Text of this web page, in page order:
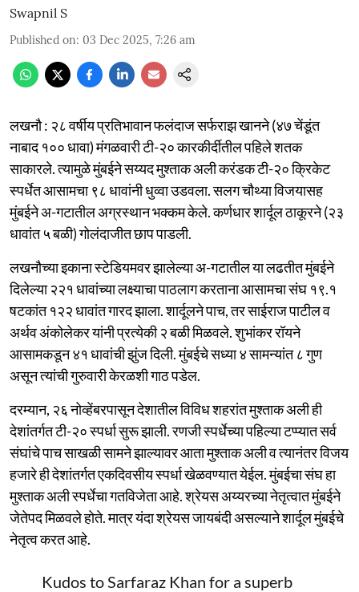
Swapnil S
Published on: 03 Dec 2025, 7:26 am
लखनौ : २८ वर्षीय प्रतिभावान फलंदाज सर्फराझ खानने (४७ चेंडूंत
नाबाद १०० धावा) मंगळवारी टी-२० कारकीर्दीतील पहिले शतक
साकारले. त्यामुळे मुंबईने सय्यद मुश्ताक अली करंडक टी-२० क्रिकेट
स्पर्धेत आसामचा ९८ धावांनी धुव्वा उडवला. सलग चौथ्या विजयासह
मुंबईने अ-गटातील अग्रस्थान भक्कम केले. कर्णधार शार्दूल ठाकूरने (२३
धावांत ५ बळी) गोलंदाजीत छाप पाडली.
लखनौच्या इकाना स्टेडियमवर झालेल्या अ-गटातील या लढतीत मुंबईने
दिलेल्या २२१ धावांच्या लक्ष्याचा पाठलाग करताना आसामचा संघ १९.१
षटकांत १२२ धावांत गारद झाला. शार्दूलने पाच, तर साईराज पाटील व
अर्थव अंकोलेकर यांनी प्रत्येकी २ बळी मिळवले. शुभांकर रॉयने
आसामकडून ४१ धावांची झुंज दिली. मुंबईचे सध्या ४ सामन्यांत ८ गुण
असून त्यांची गुरुवारी केरळशी गाठ पडेल.
दरम्यान, २६ नोव्हेंबरपासून देशातील विविध शहरांत मुश्ताक अली ही
देशांतर्गत टी-२० स्पर्धा सुरू झाली. रणजी स्पर्धेच्या पहिल्या टप्प्यात सर्व
संघांचे पाच साखळी सामने झाल्यावर आता मुश्ताक अली व त्यानंतर विजय
हजारे ही देशांतर्गत एकदिवसीय स्पर्धा खेळवण्यात येईल. मुंबईचा संघ हा
मुश्ताक अली स्पर्धेचा गतविजेता आहे. श्रेयस अय्यरच्या नेतृत्वात मुंबईने
जेतेपद मिळवले होते. मात्र यंदा श्रेयस जायबंदी असल्याने शार्दूल मुंबईचे
नेतृत्व करत आहे.
Kudos to Sarfaraz Khan for a superb